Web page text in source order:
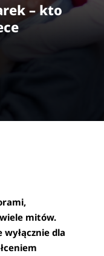
– kto
mitów.
wyłącznie dla